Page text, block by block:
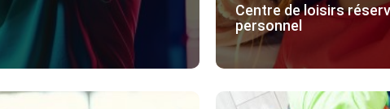
Centre de loisirs
personnel